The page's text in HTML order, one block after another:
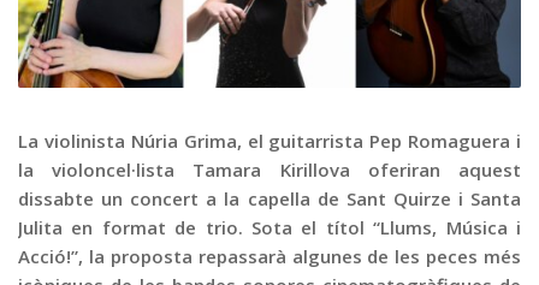
Publicitat
Contacte
La violinista Núria Grima, el guitarrista Pep Romaguera i
la violoncel·lista Tamara Kirillova oferiran aquest
dissabte un concert a la capella de Sant Quirze i Santa
Julita en format de trio. Sota el títol “Llums, Música i
Acció!”, la proposta repassarà algunes de les peces més